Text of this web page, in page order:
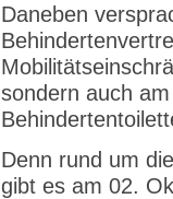
Daneben
sondern auch
Denn rund um
gibt es am 02.